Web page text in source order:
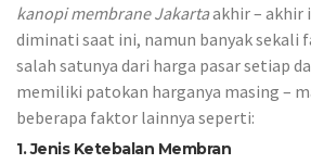
kanopi membrane Jakartaakhir – akhir
diminati saat ini, namun banyak sekali
salah satunya dari harga pasar setiap
memiliki patokan harganya masing –
beberapa faktor lainnya seperti:
1. Jenis Ketebalan Membran